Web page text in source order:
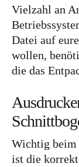
Vielzahl an
Datei auf
wollen,
die das
Wichtig beim
ist die